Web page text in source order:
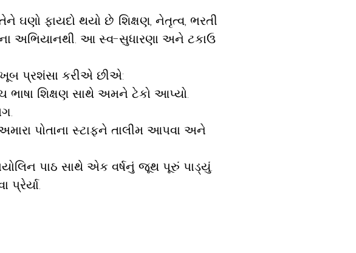
ઘણો ફાયદો થયો છે શિક્ષણ, નેતૃત્વ, ભરતી
અભિયાનથી. આ સ્વ-સુધારણા અને ટકાઉ
ખૂબ પ્રશંસા કરીએ છીએ:
ભાષા શિક્ષણ સાથે અમને ટેકો આપ્યો.
પોતાના સ્ટાફને તાલીમ આપવા અને
પાઠ સાથે એક વર્ષનું જૂથ પૂરું પાડ્યું.